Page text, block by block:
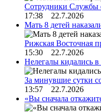
Сотрудники Службы
17:38 22.7.2026
Мать 8 детей
Рижская Восточная
15:30 22.7.2026
Нелегалы кидались
За минувшие сутки
13:57 22.7.2026
«Вы сначала